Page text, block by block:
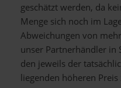
geschätzt werden, da
Menge sich noch im
Abweichungen von
unser Partnerhändler in
den jeweils der
liegenden höheren Preis